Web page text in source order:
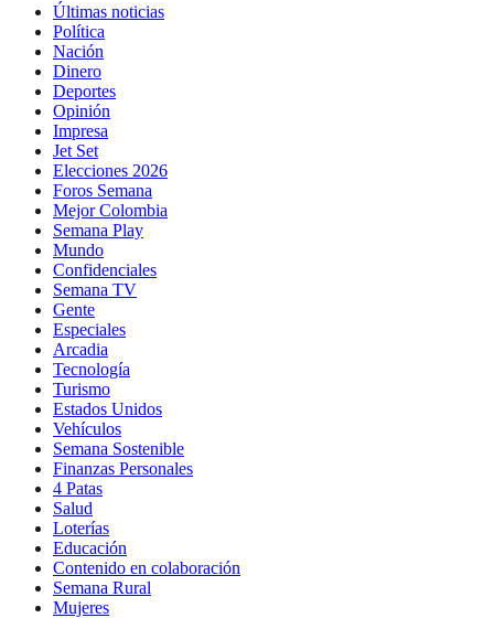
Últimas noticias
Política
Nación
Dinero
Deportes
Opinión
Impresa
Jet Set
Elecciones 2026
Foros Semana
Mejor Colombia
Semana Play
Mundo
Confidenciales
Semana TV
Gente
Especiales
Arcadia
Tecnología
Turismo
Estados Unidos
Vehículos
Semana Sostenible
Finanzas Personales
4 Patas
Salud
Loterías
Educación
Contenido en colaboración
Semana Rural
Mujeres